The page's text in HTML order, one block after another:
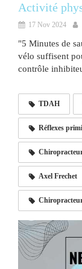
Activité
17 Nov 2024
"5 Minutes de
vélo suffisent
contrôle
TDAH
Réflexes
Axel Frechet